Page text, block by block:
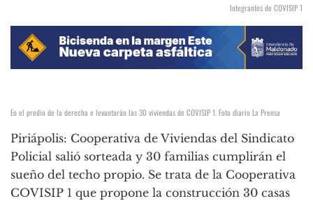
Integrantes de COVISIP 1
En el predio de la derecha e levantarán las 30 viviendas de COVISIP 1. Foto diario La Prensa
Piriápolis: Cooperativa de Viviendas del Sindicato
Policial salió sorteada y 30 familias cumplirán el
sueño del techo propio. Se trata de la Cooperativa
COVISIP 1 que propone la construcción 30 casas